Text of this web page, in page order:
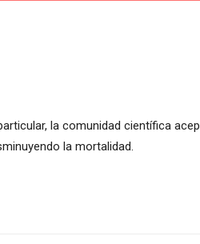
la comunidad científica
la mortalidad.